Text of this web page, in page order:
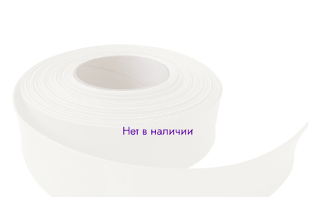
Нет в наличии